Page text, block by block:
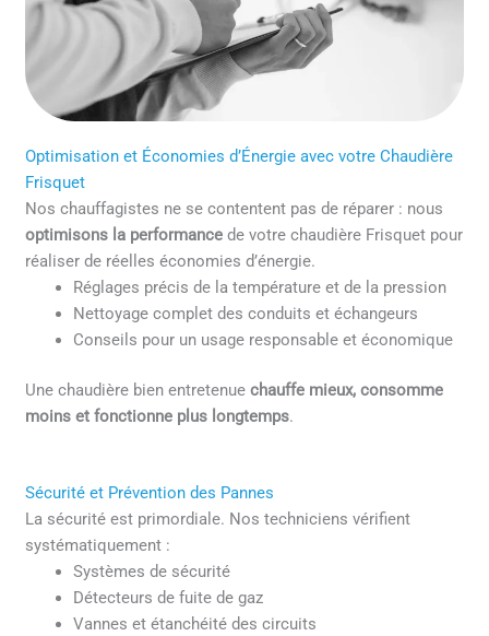
Optimisation et Économies d’Énergie avec votre Chaudière
Frisquet
Nos chauffagistes ne se contentent pas de réparer : nous
optimisons la performance de votre chaudière Frisquet pour
réaliser de réelles économies d’énergie.
Réglages précis de la température et de la pression
Nettoyage complet des conduits et échangeurs
Conseils pour un usage responsable et économique
Une chaudière bien entretenuechauffe mieux, consomme
moins et fonctionne plus longtemps.
Sécurité et Prévention des Pannes
La sécurité est primordiale. Nos techniciens vérifient
systématiquement :
Systèmes de sécurité
Détecteurs de fuite de gaz
Vannes et étanchéité des circuits